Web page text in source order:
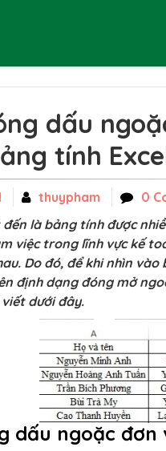
dấu
tính
thuypham
0
đến là bảng tính được
việc trong lĩnh vực kế
Do đó, để khi nhìn
định dạng đóng mở
dưới đây.
dấu ngoặc